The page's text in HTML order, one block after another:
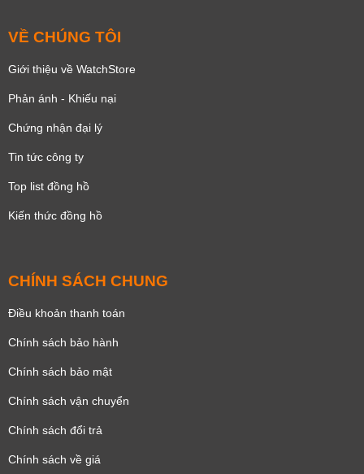
VỀ CHÚNG TÔI
Giới thiệu về WatchStore
Phản ánh - Khiếu nại
Chứng nhận đại lý
Tin tức công ty
Top list đồng hồ
Kiến thức đồng hồ
CHÍNH SÁCH CHUNG
Điều khoản thanh toán
Chính sách bảo hành
Chính sách bảo mật
Chính sách vận chuyển
Chính sách đổi trả
Chính sách về giá